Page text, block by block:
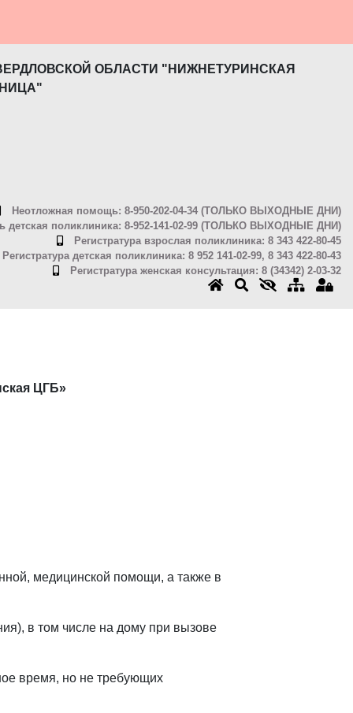
ОБЛАСТИ "НИЖНЕТУРИНСКАЯ
Неотложная помощь: 8-950-202-04-34 (ТОЛЬКО ВЫХОДНЫЕ ДНИ)
детская поликлиника: 8-952-141-02-99 (ТОЛЬКО ВЫХОДНЫЕ ДНИ)
Регистратура взрослая поликлиника: 8 343 422-80-45
Регистратура детская поликлиника: 8 952 141-02-99, 8 343 422-80-43
Регистратура женская консультация: 8 (34342) 2-03-32
ЦГБ»
медицинской помощи, а также в
в том числе на дому при вызове
время, но не требующих